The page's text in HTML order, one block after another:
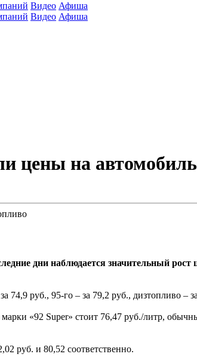
Видео Афиша
Видео Афиша
цены на
дни наблюдается значительный
74,9 руб., 95-го – за 79,2 руб., дизтопливо –
«92 Super» стоит 76,47 руб./литр,
руб. и 80,52 соответственно.